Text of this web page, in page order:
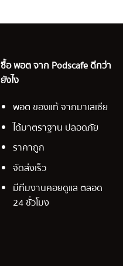
ซื้อ พอต จาก Podscafe ดีกว่า
ยังไง
พอต ของแท้ จากมาเลเซีย
ได้มาตราฐาน ปลอดภัย
ราคาถูก
จัดส่งเร็ว
มีทีมงานคอยดูแล ตลอด
24 ชั่วโมง